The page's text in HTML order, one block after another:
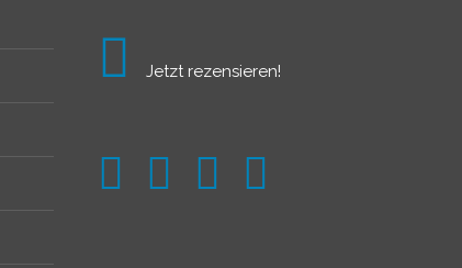
Jetzt rezensieren!